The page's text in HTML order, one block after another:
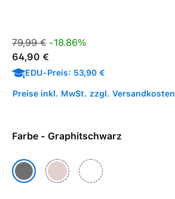
Verkaufspreis:
Regulärer Preis:
79,99 € -18.86%
64,90 €
EDU-Preis: 53,90 €
Preise inkl. MwSt. zzgl. Versandkosten
Farbe - Graphitschwarz
Graphitschwarz
Rosé Weiß